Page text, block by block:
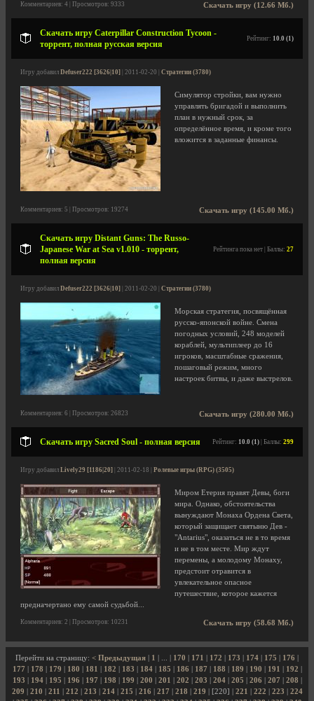
Скачать игру (12.66 Мб.)
Комментариев: 4 | Просмотров: 9333
Скачать игру Caterpillar Construction Tycoon -
торрент, полная русская версия
Рейтинг: 10.0 (1)
Игру добавил Defuser222 [3626|10] | 2011-02-20 | Стратегии (3780)
Симулятор стройки, вам нужно
управлять бригадой и выполнить
план в нужный срок, за
определённое время, и кроме того
вложится в заданные финансы.
Скачать игру (145.00 Мб.)
Комментариев: 5 | Просмотров: 19274
Скачать игру Distant Guns: The Russo-
Japanese War at Sea v1.010 - торрент,
полная версия
Рейтинга пока нет | Баллы: 27
Игру добавил Defuser222 [3626|10] | 2011-02-20 | Стратегии (3780)
Морская стратегия, посвящённая
русско-японской войне. Смена
погодных условий, 248 моделей
кораблей, мультиплеер до 16
игроков, масштабные сражения,
пошаговый режим, много
настроек битвы, и даже выстрелов.
Скачать игру (280.00 Мб.)
Комментариев: 6 | Просмотров: 26823
Скачать игру Sacred Soul - полная версия Рейтинг: 10.0 (1) | Баллы: 299
Игру добавил Lively29 [1186|20] | 2011-02-18 | Ролевые игры (RPG) (3505)
Миром Етерия правят Девы, боги
мира. Однако, обстоятельства
вынуждают Монаха Ордена Света,
который защищает святыню Дев -
"Antarius", оказаться не в то время
и не в том месте. Мир ждут
перемены, а молодому Монаху,
предстоит отравится в
увлекательное опасное
путешествие, которое кажется
предначертано ему самой судьбой...
Скачать игру (58.68 Мб.)
Комментариев: 2 | Просмотров: 10231
Перейти на страницу: < Предыдущая 1 170 171 172 173 174 175 176
177
178 179 180 181 182 183 184| 185 186 187 188 189 190 191 192
193
194| 195 196 197 198 199 200 201 202 203 204| 205 206 207 208
209
210 211 212 213 214| 215 216 217 218 219 | [220] | 221 222 223
224